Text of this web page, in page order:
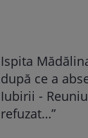
Ispita
după ce a
Iubirii -
refuzat…”